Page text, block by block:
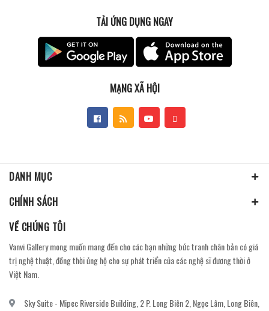
TẢI ỨNG DỤNG NGAY
MẠNG XÃ HỘI
DANH MỤC
CHÍNH SÁCH
VỀ CHÚNG TÔI
Vanvi Gallery mong muốn mang đến cho các bạn những bức tranh chân bản có giá
trị nghệ thuật, đồng thời ủng hộ cho sự phát triển của các nghệ sĩ đương thời ở
Việt Nam.
Sky Suite - Mipec Riverside Building, 2 P. Long Biên 2, Ngọc Lâm, Long Biên,